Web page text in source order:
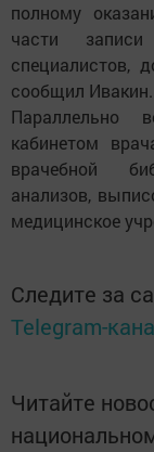
полному
части
специалистов,
сообщил Ивакин.
Параллельно
кабинетом
врачебной
анализов,
медицинское
Следите за
Telegram-
Читайте